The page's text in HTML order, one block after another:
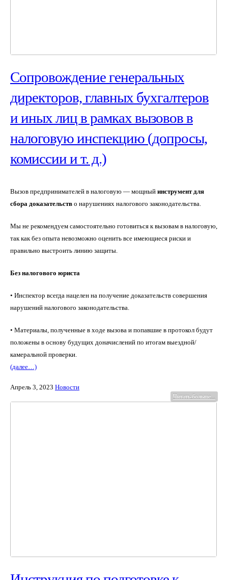
Сопровождение генеральных
директоров, главных бухгалтеров
и иных лиц в рамках вызовов в
налоговую инспекцию (допросы,
комиссии и т. д.)
Вызов предпринимателей в налоговую — мощный инструмент для
сбора доказательств о нарушениях налогового законодательства.
Мы не рекомендуем самостоятельно готовиться к вызовам в налоговую,
так как без опыта невозможно оценить все имеющиеся риски и
правильно выстроить линию защиты.
Без налогового юриста
• Инспектор всегда нацелен на получение доказательств совершения
нарушений налогового законодательства.
• Материалы, полученные в ходе вызова и попавшие в протокол будут
положены в основу будущих доначислений по итогам выездной/
камеральной проверки.
(далее…)
Апрель 3, 2023 Новости
Читать больше...